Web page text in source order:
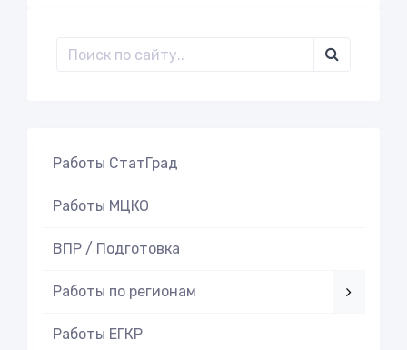
Работы СтатГрад
Работы МЦКО
ВПР / Подготовка
Работы по регионам
Работы ЕГКР